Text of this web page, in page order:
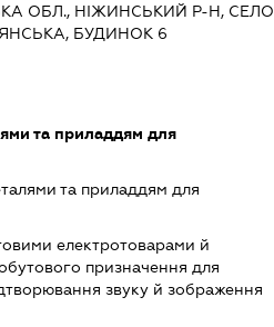
ОБЛ., НІЖИНСЬКИЙ Р-Н, СЕЛО
БУДИНОК 6
та приладдям для
та приладдям для
електротоварами й
призначення для
звуку й зображення